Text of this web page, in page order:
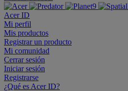
Acer ID
Mi perfil
Mis productos
Registrar un producto
Mi comunidad
Cerrar sesión
Iniciar sesión
Registrarse
¿Qué es Acer ID?